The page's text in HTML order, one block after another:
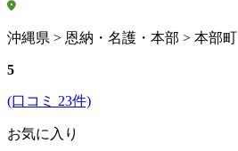
沖縄県 > 恩納・名護・本部 > 本部町
5
(口コミ 23件)
お気に入り